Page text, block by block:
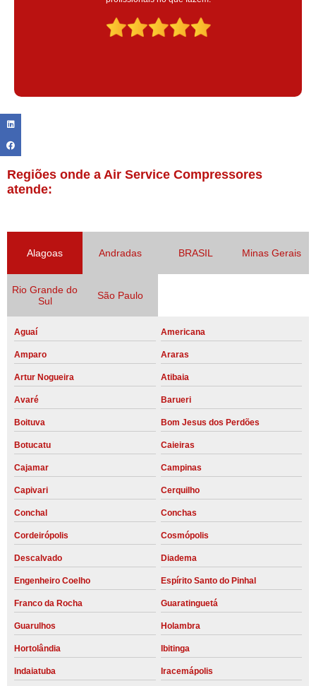
Claudinei excelente profissional!
Regiões onde a Air Service Compressores
atende:
Alagoas Andradas BRASIL Minas Gerais
Rio Grande do
Sul
São Paulo
Aguaí Americana
Amparo Araras
Artur Nogueira Atibaia
Avaré Barueri
Boituva Bom Jesus dos Perdões
Botucatu Caieiras
Cajamar Campinas
Capivari Cerquilho
Conchal Conchas
Cordeirópolis Cosmópolis
Descalvado Diadema
Engenheiro Coelho Espírito Santo do Pinhal
Franco da Rocha Guaratinguetá
Guarulhos Holambra
Hortolândia Ibitinga
Indaiatuba Iracemápolis